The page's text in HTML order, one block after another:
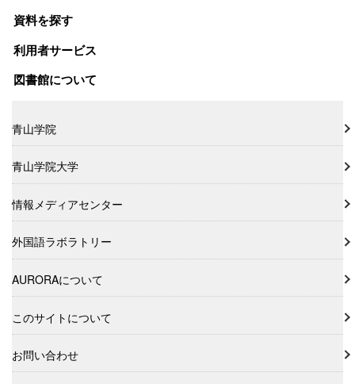
資料を探す
利用者サービス
図書館について
青山学院
青山学院大学
情報メディアセンター
外国語ラボラトリー
AURORAについて
このサイトについて
お問い合わせ